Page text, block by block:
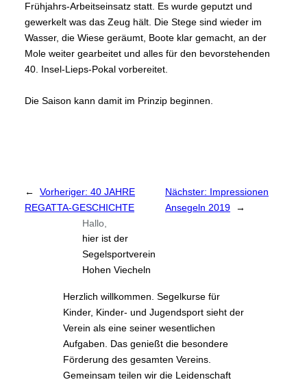
Frühjahrs-Arbeitseinsatz statt. Es wurde geputzt und
gewerkelt was das Zeug hält. Die Stege sind wieder im
Wasser, die Wiese geräumt, Boote klar gemacht, an der
Mole weiter gearbeitet und alles für den bevorstehenden
40. Insel-Lieps-Pokal vorbereitet.
Die Saison kann damit im Prinzip beginnen.
← Vorheriger: 40 JAHRE
REGATTA-GESCHICHTE
Nächster: Impressionen
Ansegeln 2019
→
Hallo,
hier ist der
Segelsportverein
Hohen Viecheln
Herzlich willkommen. Segelkurse für
Kinder, Kinder- und Jugendsport sieht der
Verein als eine seiner wesentlichen
Aufgaben. Das genießt die besondere
Förderung des gesamten Vereins.
Gemeinsam teilen wir die Leidenschaft